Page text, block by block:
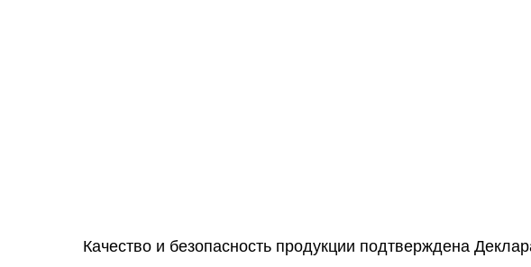
Качество и безопасность продукции подтверждена